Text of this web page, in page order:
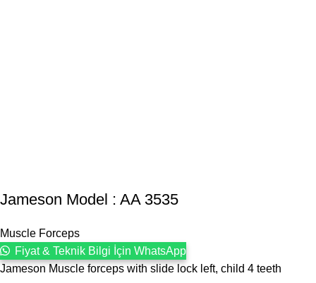
Jameson Model : AA 3535
Muscle Forceps
Fiyat & Teknik Bilgi İçin WhatsApp
Jameson Muscle forceps with slide lock left, child 4 teeth